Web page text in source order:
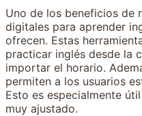
Uno de los beneficios de
digitales para aprender
ofrecen. Estas
practicar inglés desde la
importar el horario.
permiten a los usuarios
Esto es especialmente
muy ajustado.